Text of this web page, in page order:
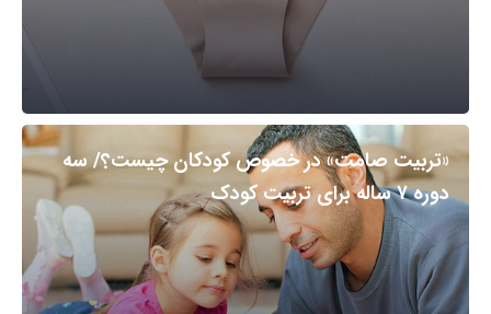
«تربیت صامت» در خصوص کودکان چیست؟/ سه
دوره ۷ ساله برای تربیت کودک